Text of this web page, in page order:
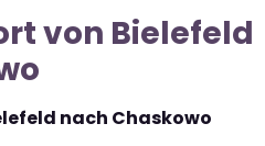
von Bielefeld
nach Chaskowo